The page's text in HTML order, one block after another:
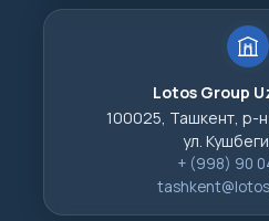
Lotos Group
100025, Ташкент, р-
ул.
+ (998) 90